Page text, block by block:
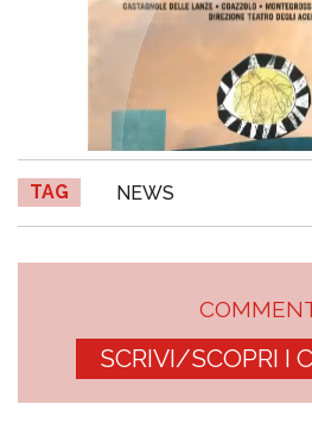
TAG NEWS
SCRIVI/SCOPRI I